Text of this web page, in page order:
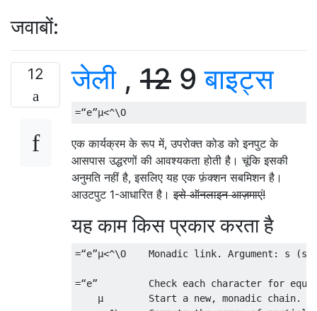
जवाबों:
12 जेली, 12 9बाइट्स
एक कार्यक्रम के रूप में, उपरोक्त कोड को इनपुट के
आसपास उद्धरणों की आवश्यकता होती है। चूंकि इसकी
अनुमति नहीं है, इसलिए यह एक फ़ंक्शन सबमिशन है।
आउटपुट 1-आधारित है।इसे ऑनलाइन आज़माएं!
यह काम किस प्रकार करता है
=“e”µ<^\O    Monadic link. Argument: s
=“e”         Check each character for
    µ        Start a new, monadic chain.